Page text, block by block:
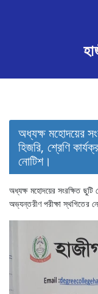
অধ্যক্ষ মহোদয়ের
হিজরি, শ্রেণি
নোটিশ।
অধ্যক্ষ মহোদয়ের সংরক্ষিত ছুটি
অভ্যন্তরীণ পরীক্ষা স্থগিতের